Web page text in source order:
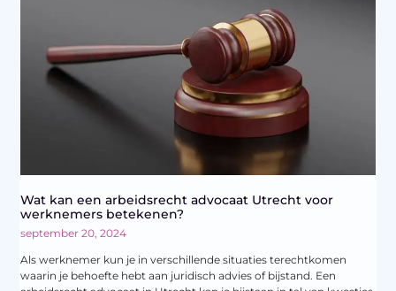
Wat kan een arbeidsrecht advocaat Utrecht voor
werknemers betekenen?
september 20, 2024
Als werknemer kun je in verschillende situaties terechtkomen
waarin je behoefte hebt aan juridisch advies of bijstand. Een